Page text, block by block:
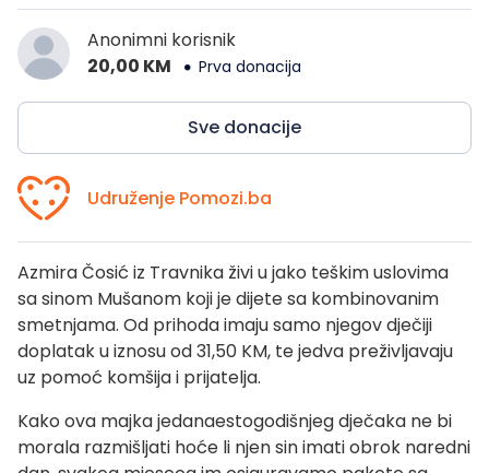
Anonimni korisnik
20,00 KM
Prva donacija
Sve donacije
Udruženje Pomozi.ba
Azmira Čosić iz Travnika živi u jako teškim uslovima
sa sinom Mušanom koji je dijete sa kombinovanim
smetnjama. Od prihoda imaju samo njegov dječiji
doplatak u iznosu od 31,50 KM, te jedva preživljavaju
uz pomoć komšija i prijatelja.
Kako ova majka jedanaestogodišnjeg dječaka ne bi
morala razmišljati hoće li njen sin imati obrok naredni